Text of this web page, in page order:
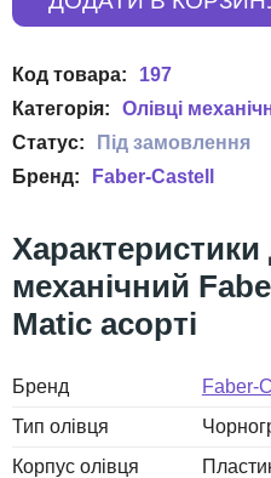
197
Олівці
Faber-Castell
механічний
Matic асорті
Бренд
Faber-
Тип олівця
Корпус олівця